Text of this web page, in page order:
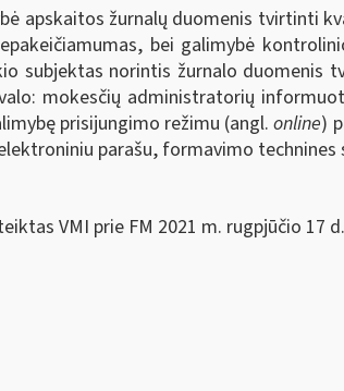
apskaitos žurnalų duomenis tvirtinti
bei galimybė
subjektas norintis žurnalo duomenis
mokesčių administratorių
prisijungimo režimu (angl.online)
parašu, formavimo technines
VMI prie FM 2021 m. rugpjūčio 17